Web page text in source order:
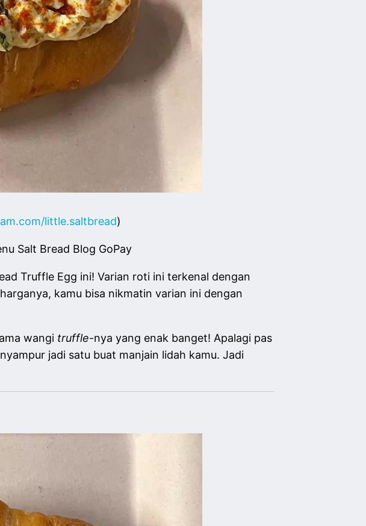
little.saltbread)
Salt Bread Blog GoPay
Truffle Egg ini! Varian roti ini terkenal dengan
kamu bisa nikmatin varian ini dengan
wangi truffle-nya yang enak banget! Apalagi pas
jadi satu buat manjain lidah kamu. Jadi